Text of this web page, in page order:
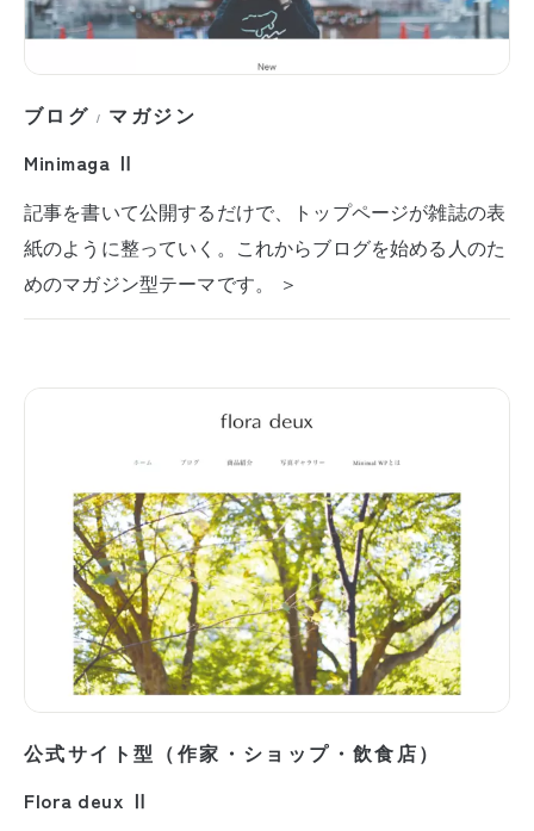
ブログ / マガジン
Minimaga Ⅱ
記事を書いて公開するだけで、トップページが雑誌の表
紙のように整っていく。これからブログを始める人のた
めのマガジン型テーマです。 ＞
公式サイト型（作家・ショップ・飲食店）
Flora deux Ⅱ